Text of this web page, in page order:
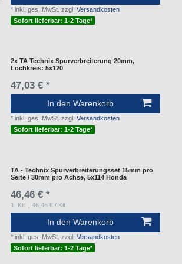
*inkl. ges. MwSt. zzgl.Versandkosten
Sofort lieferbar: 1-2 Tage*
2x TA Technix Spurverbreiterung 20mm,
Lochkreis: 5x120
47,03 € *
In den Warenkorb
*inkl. ges. MwSt. zzgl.Versandkosten
Sofort lieferbar: 1-2 Tage*
TA - Technix Spurverbreiterungsset 15mm pro
Seite / 30mm pro Achse, 5x114 Honda
46,46 € *
1 Kit | 46,46 € / Kit
In den Warenkorb
*inkl. ges. MwSt. zzgl.Versandkosten
Sofort lieferbar: 1-2 Tage*